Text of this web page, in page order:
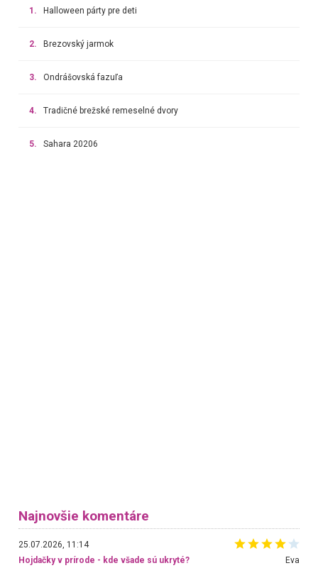
1. Halloween párty pre deti
2. Brezovský jarmok
3. Ondrášovská fazuľa
4. Tradičné brežské remeselné dvory
5. Sahara 20206
Najnovšie komentáre
25.07.2026, 11:14
Hojdačky v prírode - kde všade sú ukryté?
Eva